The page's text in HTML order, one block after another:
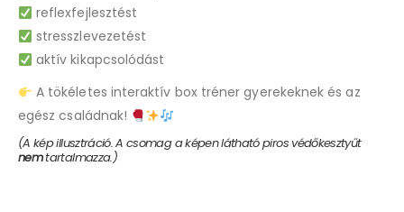
reflexfejlesztést
stresszlevezetést
aktív kikapcsolódást
A tökéletes interaktív box tréner gyerekeknek és az
egész családnak!
(A kép illusztráció. A csomag a képen látható piros védőkesztyűt
nemtartalmazza.)